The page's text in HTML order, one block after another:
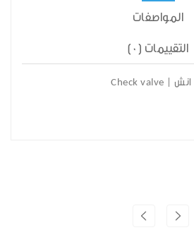
المواصفات
التقييمات (0)